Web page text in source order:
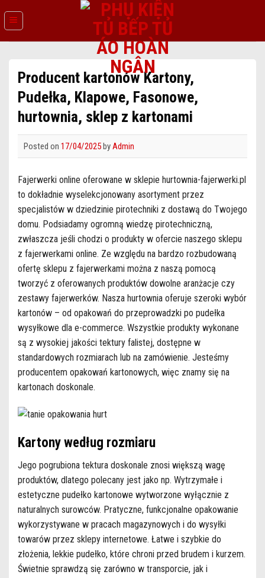
Producent kartonów Kartony,
Pudełka, Klapowe, Fasonowe,
hurtownia, sklep z kartonami
Posted on 17/04/2025byAdmin
Fajerwerki online oferowane w sklepie hurtownia-fajerwerki.pl
to dokładnie wyselekcjonowany asortyment przez
specjalistów w dziedzinie pirotechniki z dostawą do Twojego
domu. Podsiadamy ogromną wiedzę pirotechniczną,
zwłaszcza jeśli chodzi o produkty w ofercie naszego sklepu
z fajerwerkami online. Ze względu na bardzo rozbudowaną
ofertę sklepu z fajerwerkami można z naszą pomocą
tworzyć z oferowanych produktów dowolne aranżacje czy
zestawy fajerwerków. Nasza hurtownia oferuje szeroki wybór
kartonów – od opakowań do przeprowadzki po pudełka
wysyłkowe dla e-commerce. Wszystkie produkty wykonane
są z wysokiej jakości tektury falistej, dostępne w
standardowych rozmiarach lub na zamówienie. Jesteśmy
producentem opakowań kartonowych, więc znamy się na
kartonach doskonale.
Kartony według rozmiaru
Jego pogrubiona tektura doskonale znosi większą wagę
produktów, dlatego polecany jest jako np. Wytrzymałe i
estetyczne pudełko kartonowe wytworzone wyłącznie z
naturalnych surowców. Pratyczne, funkcjonalne opakowanie
wykorzystywane w pracach magazynowych i do wysyłki
towarów przez sklepy internetowe. Łatwe i szybkie do
złożenia, lekkie pudełko, które chroni przed brudem i kurzem.
Świetnie sprawdzą się zarówno w transporcie, jak i